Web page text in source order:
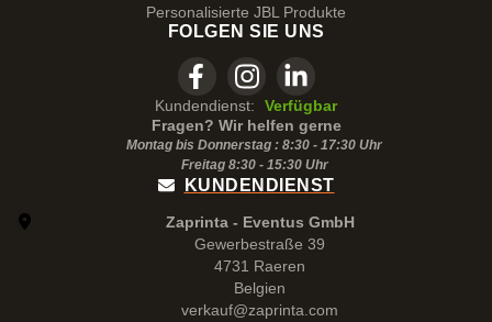
Personalisierte JBL Produkte
FOLGEN SIE UNS
Kundendienst:
Verfügbar
Fragen? Wir helfen gerne
Montag bis Donnerstag : 8:30 - 17:30 Uhr
Freitag 8:30 - 15:30Uhr
KUNDENDIENST
Zaprinta - Eventus GmbH
Gewerbestraße 39
4731 Raeren
Belgien
verkauf@zaprinta.com